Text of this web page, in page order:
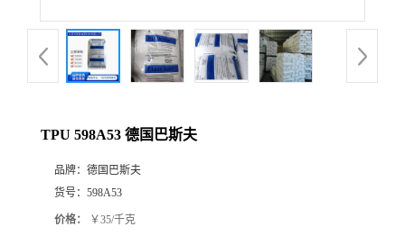
TPU 598A53 德国巴斯夫
品牌： 德国巴斯夫
货号： 598A53
价格： ￥35/千克